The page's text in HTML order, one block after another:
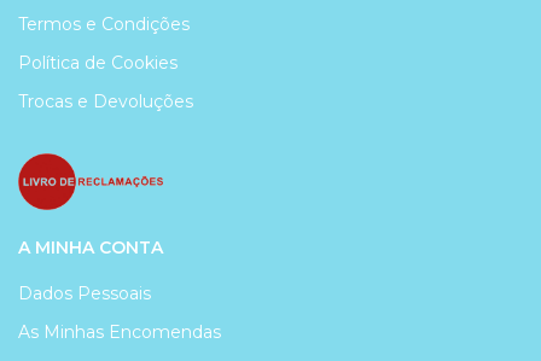
Termos e Condições
Política de Cookies
Trocas e Devoluções
A MINHA CONTA
Dados Pessoais
As Minhas Encomendas